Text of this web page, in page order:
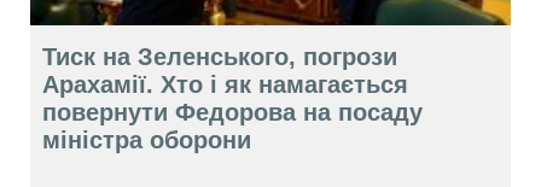
Тиск на Зеленського, погрози
Арахамії. Хто і як намагається
повернути Федорова на посаду
міністра оборони